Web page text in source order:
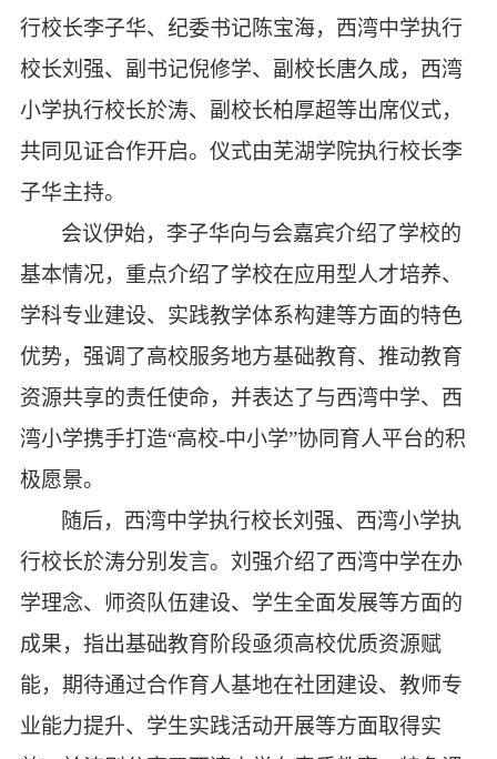
行校长李子华、 纪委书记陈宝海，西湾中学执行
校长刘强、副书记倪修学、副校长唐久成，西湾
小学执行校长於涛、副校长柏厚超等出席仪式，
共同见证合作开启。仪式由芜湖学院执行校长李
子华主持。
会议伊始，李子华向与会嘉宾介绍了学校的
基本情况， 重点介绍了学校在应用型人才培养、
学科专业建设、实践教学体系构建等方面的特色
优势，强调了高校服务地方基础教育、推动教育
资源共享的责任使命，并表达了与西湾中学、西
湾小学携手打造“高校-中小学”协同育人平台的积
极愿景。
随后，西湾中学执行校长刘强、西湾小学执
行校长於涛分别发言。刘强介绍了西湾中学在办
学理念、师资队伍建设、学生全面发展等方面的
成果，指出基础教育阶段亟须高校优质资源赋
能，期待通过合作育人基地在社团建设、 教师专
业能力提升、学生实践活动开展等方面取得实